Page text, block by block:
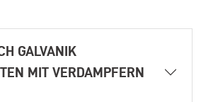
GALVANIK
MIT VERDAMPFERN